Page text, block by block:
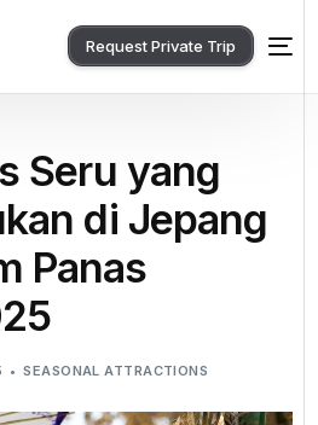
Request Private Trip
Seru yang
di Jepang
Panas
SEASONAL ATTRACTIONS